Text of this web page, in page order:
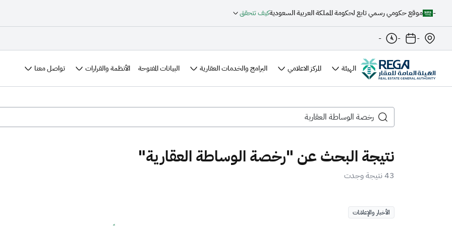
- موقع حكومي رسمي تابع لحكومة المملكة العربية السعوديةكيف تتحقق
-
-
-
الهيئة المركز الاعلامي البرامج والخدمات العقارية البيانات المفتوحة الأنظمة والقرارات تواصل معنا
نتيجة البحث عن "رخصة الوساطة العقارية"
43 نتيجة وجدت
الأخبار والإعلانات